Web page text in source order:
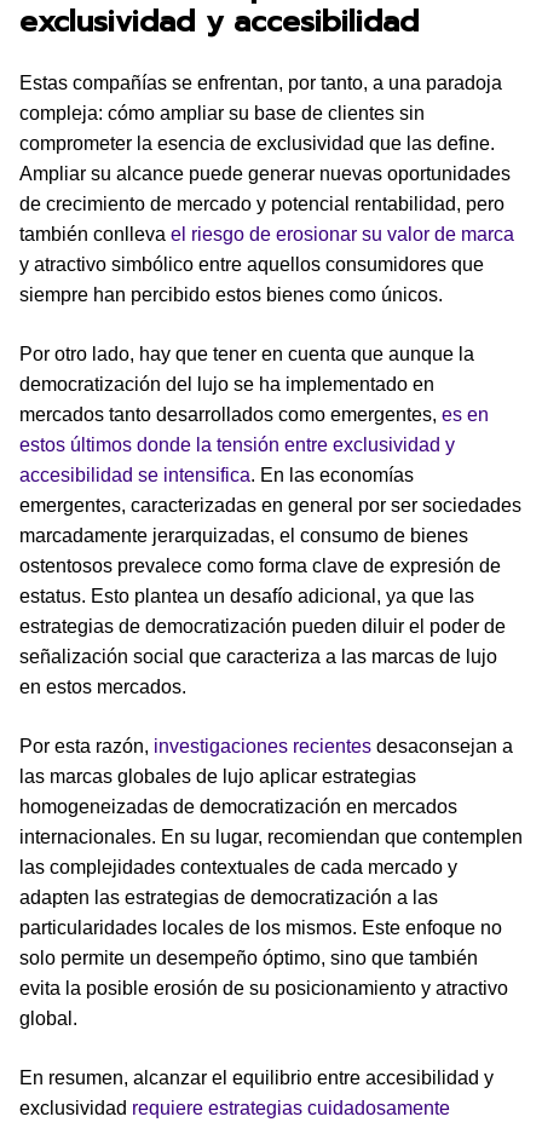
exclusividad y accesibilidad
Estas compañías se enfrentan, por tanto, a una paradoja
compleja: cómo ampliar su base de clientes sin
comprometer la esencia de exclusividad que las define.
Ampliar su alcance puede generar nuevas oportunidades
de crecimiento de mercado y potencial rentabilidad, pero
también conlleva el riesgo de erosionar su valor de marca
y atractivo simbólico entre aquellos consumidores que
siempre han percibido estos bienes como únicos.
Por otro lado, hay que tener en cuenta que aunque la
democratización del lujo se ha implementado en
mercados tanto desarrollados como emergentes, es en
estos últimos donde la tensión entre exclusividad y
accesibilidad se intensifica. En las economías
emergentes, caracterizadas en general por ser sociedades
marcadamente jerarquizadas, el consumo de bienes
ostentosos prevalece como forma clave de expresión de
estatus. Esto plantea un desafío adicional, ya que las
estrategias de democratización pueden diluir el poder de
señalización social que caracteriza a las marcas de lujo
en estos mercados.
Por esta razón, investigaciones recientes desaconsejan a
las marcas globales de lujo aplicar estrategias
homogeneizadas de democratización en mercados
internacionales. En su lugar, recomiendan que contemplen
las complejidades contextuales de cada mercado y
adapten las estrategias de democratización a las
particularidades locales de los mismos. Este enfoque no
solo permite un desempeño óptimo, sino que también
evita la posible erosión de su posicionamiento y atractivo
global.
En resumen, alcanzar el equilibrio entre accesibilidad y
exclusividad requiere estrategias cuidadosamente